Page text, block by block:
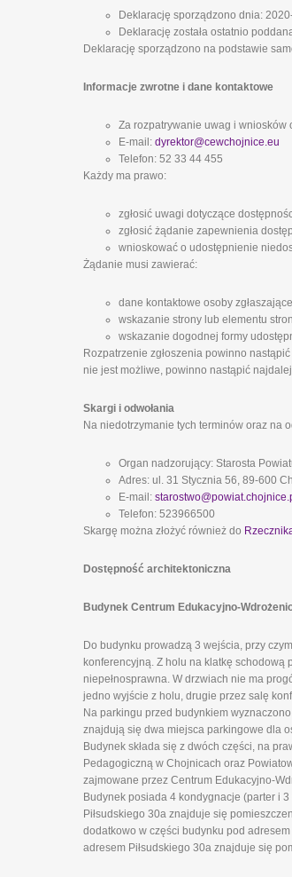
Deklarację sporządzono dnia:
Deklarację została ostatnio
Deklarację sporządzono na podstawie
Informacje zwrotne i dane kontaktowe
Za rozpatrywanie uwag i
E-mail: dyrektor@cewchojnice.eu
Telefon: 52 33 44 455
Każdy ma prawo:
zgłosić uwagi dotyczące
zgłosić żądanie zapewnienia
wnioskować o udostępnienie
Żądanie musi zawierać:
dane kontaktowe osoby
wskazanie strony lub elementu
wskazanie dogodnej formy
Rozpatrzenie zgłoszenia powinno
nie jest możliwe, powinno nastąpić
Skargi i odwołania
Na niedotrzymanie tych terminów oraz na
Organ nadzorujący: Starosta
Adres: ul. 31 Stycznia 56, 89-600
E-mail:
Telefon: 523966500
Skargę można złożyć również do
Dostępność architektoniczna
Budynek Centrum Edukacyjno-
Do budynku prowadzą 3 wejścia, przy
konferencyjną. Z holu na klatkę
niepełnosprawna. W drzwiach nie ma
jedno wyjście z holu, drugie przez salę
Na parkingu przed budynkiem
znajdują się dwa miejsca parkingowe dla
Budynek składa się z dwóch części, na
Pedagogiczną w Chojnicach oraz
zajmowane przez Centrum Edukacyjno-
Budynek posiada 4 kondygnacje (parter i
Piłsudskiego 30a znajduje się
dodatkowo w części budynku pod
adresem Piłsudskiego 30a znajduje się